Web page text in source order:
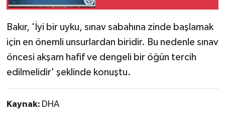
Bakır, 'İyi bir uyku, sınav sabahına zinde başlamak
için en önemli unsurlardan biridir. Bu nedenle sınav
öncesi akşam hafif ve dengeli bir öğün tercih
edilmelidir' şeklinde konuştu.
Kaynak: DHA